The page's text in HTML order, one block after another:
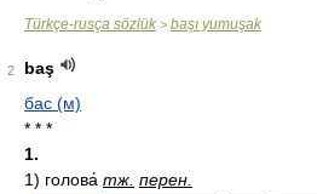
Türkçe-rusça sözlük > başı yumuşak
2
baş
бас (м)
* * *
1.
1) голова́ тж. перен.